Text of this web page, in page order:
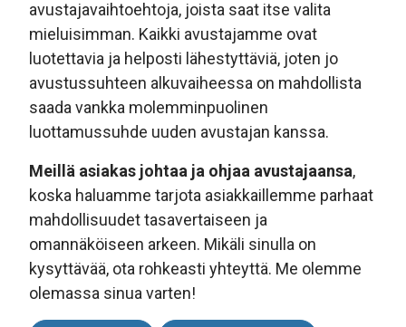
avustajavaihtoehtoja, joista saat itse valita
mieluisimman. Kaikki avustajamme ovat
luotettavia ja helposti lähestyttäviä, joten jo
avustussuhteen alkuvaiheessa on mahdollista
saada vankka molemminpuolinen
luottamussuhde uuden avustajan kanssa.
Meillä asiakas johtaa ja ohjaa avustajaansa,
koska haluamme tarjota asiakkaillemme parhaat
mahdollisuudet tasavertaiseen ja
omannäköiseen arkeen. Mikäli sinulla on
kysyttävää, ota rohkeasti yhteyttä. Me olemme
olemassa sinua varten!